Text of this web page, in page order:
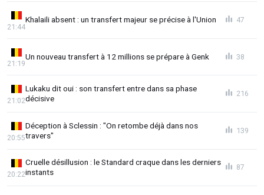
Khalaili absent : un transfert majeur se précise à l'Union
21:44
47
Un nouveau transfert à 12 millions se prépare à Genk
21:19
38
Lukaku dit oui : son transfert entre dans sa phase
décisive
21:02
216
Déception à Sclessin : "On retombe déjà dans nos
travers"
20:55
139
Cruelle désillusion : le Standard craque dans les derniers
instants
20:22
87